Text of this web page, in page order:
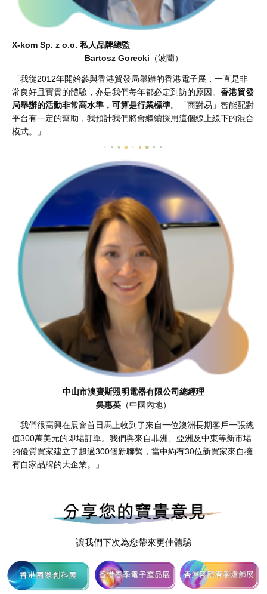
X-kom Sp. z o.o. 私人品牌總監
Bartosz Gorecki （波蘭）
「我從2012年開始參與香港貿發局舉辦的香港電子展，一直是非
常良好且寶貴的體驗，亦是我們每年都必定到訪的原因。 香港貿發
局舉辦的活動非常高水準，可算是行業標準。「商對易」智能配對
平台有一定的幫助，我預計我們將會繼續採用這個線上線下的混合
模式。」
中山市澳寶斯照明電器有限公司總經理
吳惠英 （中國內地）
「我們很高興在展會首日馬上收到了來自一位澳洲長期客戶一張總
值300萬美元的即場訂單。我們與來自非洲、亞洲及中東等新市場
的優質買家建立了超過300個新聯繫，當中約有30位新買家來自擁
有自家品牌的大企業。」
讓我們下次為您帶來更佳體驗